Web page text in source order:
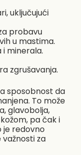
uključujući
probavu
u mastima.
i minerala.
zgrušavanja.
sposobnost da
To može
glavobolja,
pa čak i
je redovno
za